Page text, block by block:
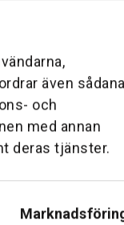
även sådana
och
med annan
deras tjänster.